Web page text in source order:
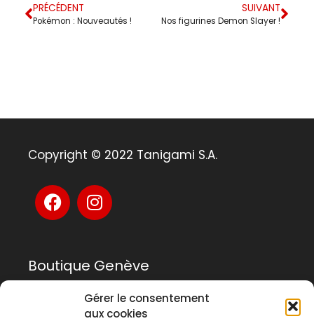
Gérer le consentement
aux cookies
PRÉCÉDENT
Pokémon : Nouveautés !
SUIVANT
Nos figurines Demon Slayer !
Copyright © 2022 Tanigami S.A.
Boutique Genève
Rue Rousseau 14
1201 Genève